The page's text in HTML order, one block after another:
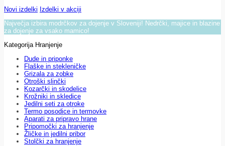
Novi izdelki Izdelki v akciji
Največja izbira modrčkov za dojenje v Sloveniji! Nedrčki, majice in blazine
za dojenje za vsako mamico!
Kategorija Hranjenje
Dude in priponke
Flaške in stekleničke
Grizala za zobke
Otroški slinčki
Kozarčki in skodelice
Krožniki in skledice
Jedilni seti za otroke
Termo posodice in termovke
Aparati za pripravo hrane
Pripomočki za hranjenje
Žličke in jedilni pribor
Stolčki za hranjenje